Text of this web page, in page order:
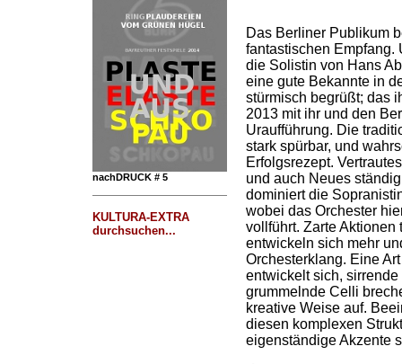
nachDRUCK # 5
KULTURA-EXTRA
durchsuchen...
Das Berliner Publikum
fantastischen Empfang.
die Solistin von Hans
eine gute Bekannte in
stürmisch begrüßt; das
2013 mit ihr und den
Uraufführung. Die
stark spürbar, und
Erfolgsrezept.
und auch Neues
dominiert die
wobei das Orchester
vollführt. Zarte Aktionen
entwickeln sich mehr
Orchesterklang. Eine
entwickelt sich,
grummelnde Celli
kreative Weise auf.
diesen komplexen
eigenständige Akzente